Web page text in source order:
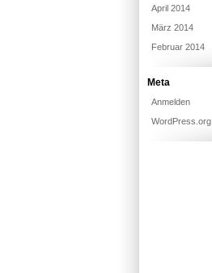
April 2014
März 2014
Februar 2014
Meta
Anmelden
WordPress.org